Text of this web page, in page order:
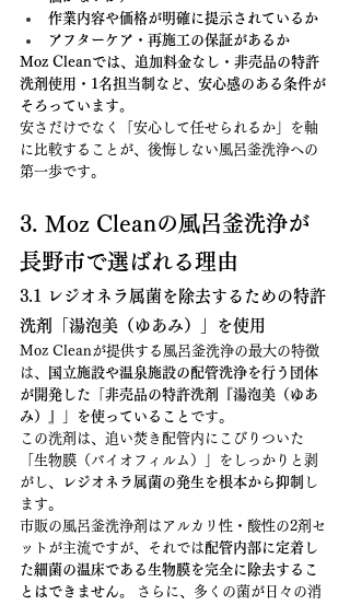
作業内容や価格が明確に提示されているか
アフターケア・再施工の保証があるか
Moz Cleanでは、追加料金なし・非売品の特許
洗剤使用・1名担当制など、安心感のある条件が
そろっています。
安さだけでなく「安心して任せられるか」を軸
に比較することが、後悔しない風呂釜洗浄への
第一歩です。
3. Moz Cleanの風呂釜洗浄が
長野市で選ばれる理由
3.1 レジオネラ属菌を除去するための特許
洗剤「湯泡美（ゆあみ）」を使用
Moz Cleanが提供する風呂釜洗浄の最大の特徴
は、
国立施設や温泉施設の配管洗浄を行う団体
が開発した「非売品の特許洗剤『湯泡美（ゆあ
み）』」を使っていること です。
この洗剤は、追い焚き配管内にこびりついた
「生物膜（バイオフィルム）」をしっかりと剥
がし、
レジオネラ属菌の発生を根本から抑制 し
ます。
市販の風呂釜洗浄剤はアルカリ性・酸性の2剤セ
ットが主流ですが、それでは配管内部に定着し
た細菌の温床である生物膜を完全に除去するこ
とはできません。
さらに、多くの菌が日々の消